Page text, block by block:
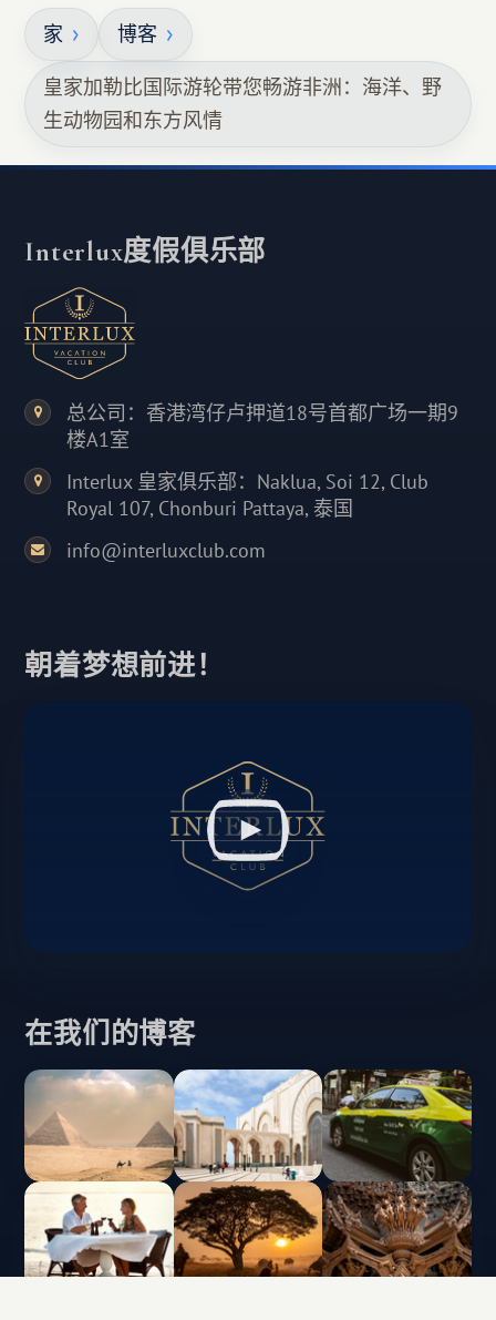
家 博客
皇家加勒比国际游轮带您畅游非洲：海洋、野
生动物园和东方风情
Interlux度假俱乐部
总公司：香港湾仔卢押道18号首都广场一期9
楼A1室
Interlux 皇家俱乐部：Naklua, Soi 12, Club
Royal 107, Chonburi Pattaya, 泰国
info@interluxclub.com
朝着梦想前进！
在我们的博客